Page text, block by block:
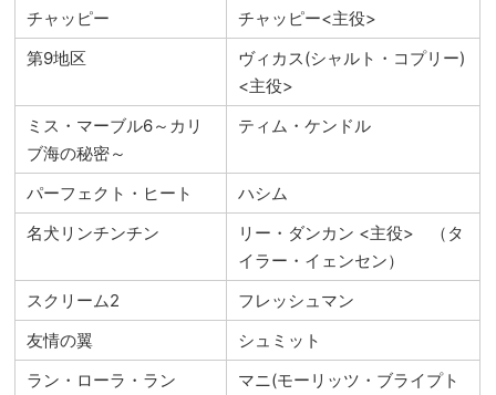
チャッピー
チャッピー<主役>
第9地区
ヴィカス(シャルト・コプリー)
<主役>
ミス・マーブル6～カリ
ブ海の秘密～
ティム・ケンドル
パーフェクト・ヒート
ハシム
名犬リンチンチン
リー・ダンカン <主役> （タ
イラー・イェンセン）
スクリーム2
フレッシュマン
友情の翼
シュミット
ラン・ローラ・ラン
マニ(モーリッツ・ブライプト